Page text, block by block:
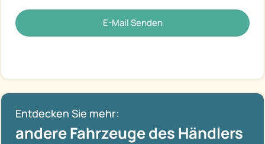
E-Mail Senden
Entdecken Sie mehr:
andere Fahrzeuge des Händlers